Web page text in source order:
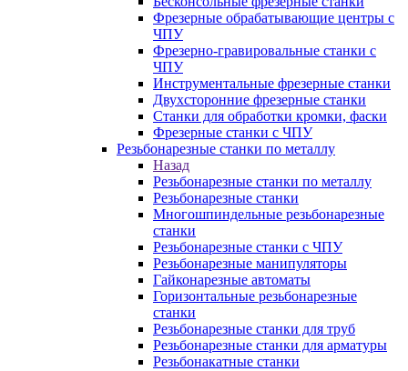
Фрезерные обрабатывающие центры с
ЧПУ
Фрезерно-гравировальные станки с
ЧПУ
Инструментальные фрезерные станки
Двухсторонние фрезерные станки
Станки для обработки кромки, фаски
Фрезерные станки с ЧПУ
Резьбонарезные станки по металлу
Назад
Резьбонарезные станки по металлу
Резьбонарезные станки
Многошпиндельные резьбонарезные
станки
Резьбонарезные станки с ЧПУ
Резьбонарезные манипуляторы
Гайконарезные автоматы
Горизонтальные резьбонарезные
станки
Резьбонарезные станки для труб
Резьбонарезные станки для арматуры
Резьбонакатные станки